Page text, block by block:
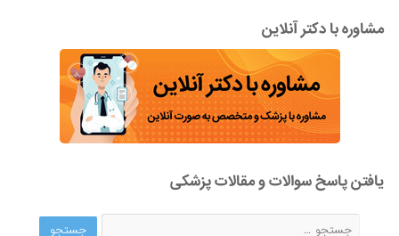
مشاوره با دکتر آنلاین
یافتن پاسخ سوالات و مقالات پزشکی